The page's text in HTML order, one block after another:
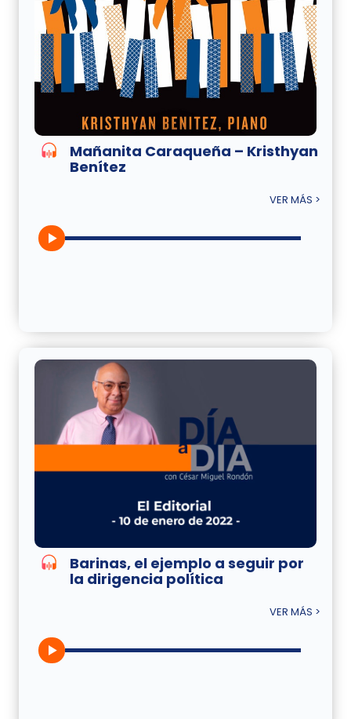
Mañanita Caraqueña – Kristhyan
Benítez
VER MÁS >
Barinas, el ejemplo a seguir por
la dirigencia política
VER MÁS >